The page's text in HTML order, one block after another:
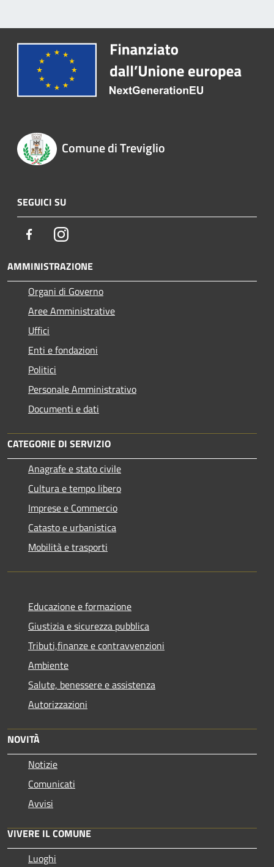
Comune di Treviglio
SEGUICI SU
FacebookInstagram
AMMINISTRAZIONE
Organi di Governo
Aree Amministrative
Uffici
Enti e fondazioni
Politici
Personale Amministrativo
Documenti e dati
CATEGORIE DI SERVIZIO
Anagrafe e stato civile
Cultura e tempo libero
Imprese e Commercio
Catasto e urbanistica
Mobilità e trasporti
Educazione e formazione
Giustizia e sicurezza pubblica
Tributi,finanze e contravvenzioni
Ambiente
Salute, benessere e assistenza
Autorizzazioni
NOVITÀ
Notizie
Comunicati
Avvisi
VIVERE IL COMUNE
Luoghi